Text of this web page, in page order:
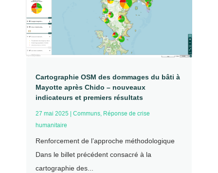
Cartographie OSM des dommages du bâti à
Mayotte après Chido – nouveaux
indicateurs et premiers résultats
27 mai 2025 Communs, Réponse de crise
humanitaire
Renforcement de l’approche méthodologique
Dans le billet précédent consacré à la
cartographie des...